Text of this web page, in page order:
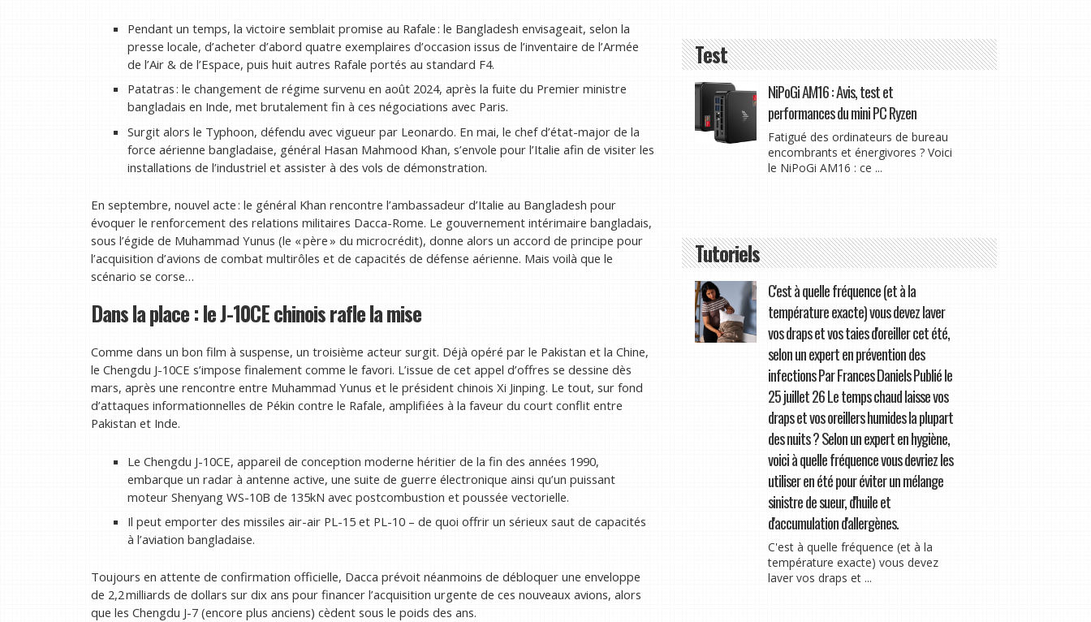
Pendant un temps, la victoire semblait promise au Rafale : le Bangladesh envisageait, selon la
presse locale, d’acheter d’abord quatre exemplaires d’occasion issus de l’inventaire de l’Armée
de l’Air & de l’Espace, puis huit autres Rafale portés au standard F4.
Patatras : le changement de régime survenu en août 2024, après la fuite du Premier ministre
bangladais en Inde, met brutalement fin à ces négociations avec Paris.
Surgit alors le Typhoon, défendu avec vigueur par Leonardo. En mai, le chef d’état-major de la
force aérienne bangladaise, général Hasan Mahmood Khan, s’envole pour l’Italie afin de visiter les
installations de l’industriel et assister à des vols de démonstration.
En septembre, nouvel acte : le général Khan rencontre l’ambassadeur d’Italie au Bangladesh pour
évoquer le renforcement des relations militaires Dacca-Rome. Le gouvernement intérimaire bangladais,
sous l’égide de Muhammad Yunus (le « père » du microcrédit), donne alors un accord de principe pour
l’acquisition d’avions de combat multirôles et de capacités de défense aérienne. Mais voilà que le
scénario se corse…
Dans la place : le J-10CE chinois rafle la mise
Comme dans un bon film à suspense, un troisième acteur surgit. Déjà opéré par le Pakistan et la Chine,
le Chengdu J-10CE s’impose finalement comme le favori. L’issue de cet appel d’offres se dessine dès
mars, après une rencontre entre Muhammad Yunus et le président chinois Xi Jinping. Le tout, sur fond
d’attaques informationnelles de Pékin contre le Rafale, amplifiées à la faveur du court conflit entre
Pakistan et Inde.
Le Chengdu J-10CE, appareil de conception moderne héritier de la fin des années 1990,
embarque un radar à antenne active, une suite de guerre électronique ainsi qu’un puissant
moteur Shenyang WS-10B de 135kN avec postcombustion et poussée vectorielle.
Il peut emporter des missiles air-air PL-15 et PL-10 – de quoi offrir un sérieux saut de capacités
à l’aviation bangladaise.
Toujours en attente de confirmation officielle, Dacca prévoit néanmoins de débloquer une enveloppe
de 2,2 milliards de dollars sur dix ans pour financer l’acquisition urgente de ces nouveaux avions, alors
que les Chengdu J-7 (encore plus anciens) cèdent sous le poids des ans.
Test
NiPoGi AM16 : Avis, test et
performances du mini PC Ryzen
Fatigué des ordinateurs de bureau
encombrants et énergivores ? Voici
le NiPoGi AM16 : ce ...
Tutoriels
C'est à quelle fréquence (et à la
température exacte) vous devez laver
vos draps et vos taies d'oreiller cet été,
selon un expert en prévention des
infections Par Frances Daniels Publié le
25 juillet 26 Le temps chaud laisse vos
draps et vos oreillers humides la plupart
des nuits ? Selon un expert en hygiène,
voici à quelle fréquence vous devriez les
utiliser en été pour éviter un mélange
sinistre de sueur, d'huile et
d'accumulation d'allergènes.
C'est à quelle fréquence (et à la
température exacte) vous devez
laver vos draps et ...